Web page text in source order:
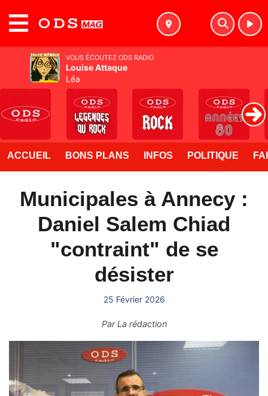
ACCUEIL BONS PLANS INFOS POLITIQUE
Municipales à Annecy :
Daniel Salem Chiad
"contraint" de se
désister
25 Février 2026
ParLa rédaction
VOUS ÉCOUTEZ ODS RADIO
Louise Attaque
Léa